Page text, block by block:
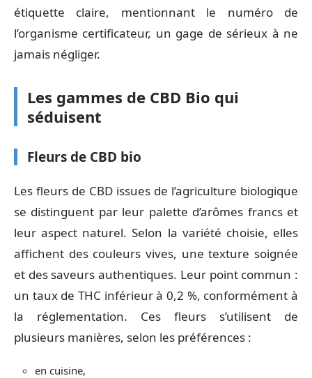
étiquette claire, mentionnant le numéro de
l’organisme certificateur, un gage de sérieux à ne
jamais négliger.
Les gammes de CBD Bio qui
séduisent
Fleurs de CBD bio
Les fleurs de CBD issues de l’agriculture biologique
se distinguent par leur palette d’arômes francs et
leur aspect naturel. Selon la variété choisie, elles
affichent des couleurs vives, une texture soignée
et des saveurs authentiques. Leur point commun :
un taux de THC inférieur à 0,2 %, conformément à
la réglementation. Ces fleurs s’utilisent de
plusieurs manières, selon les préférences :
en cuisine,